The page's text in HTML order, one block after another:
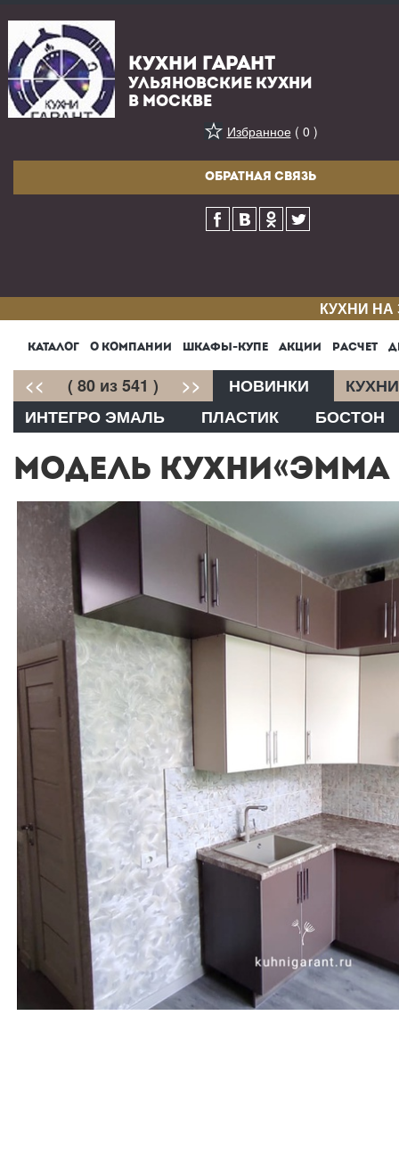
КУХНИ ГАРАНТ
УЛЬЯНОВСКИЕ КУХНИ
В МОСКВЕ
Избранное( 0 )
ОБРАТНАЯ СВЯЗЬ
КУХНИ
КАТАЛОГ О КОМПАНИИ ШКАФЫ-КУПЕ АКЦИИ РАСЧЕТ
<< ( 80 из 541 ) >> НОВИНКИ
КУХНИ
ИНТЕГРО ЭМАЛЬ
ПЛАСТИК БОСТОН
МОДЕЛЬ КУХНИ«ЭММА